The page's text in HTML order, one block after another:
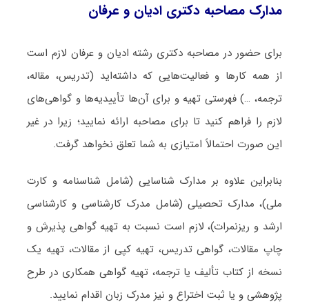
مدارک مصاحبه دکتری ادیان و عرفان
برای حضور در مصاحبه دکتری رشته ادیان و عرفان لازم است
از همه کارها و فعالیت‌هایی که داشته‌اید (تدریس، مقاله،
ترجمه، …) فهرستی تهیه و برای آن‌ها تأییدیه‌ها و گواهی‌های
لازم را فراهم کنید تا برای مصاحبه ارائه نمایید؛ زیرا در غیر
این صورت احتمالاً امتیازی به شما تعلق نخواهد گرفت.
بنابراین علاوه بر مدارک شناسایی (شامل شناسنامه و کارت
ملی)، مدارک تحصیلی (شامل مدرک کارشناسی و کارشناسی
ارشد و ریزنمرات)، لازم است نسبت به تهیه گواهی پذیرش و
چاپ مقالات، گواهی تدریس، تهیه کپی از مقالات، تهیه یک
نسخه از کتاب تألیف یا ترجمه، تهیه گواهی همکاری در طرح
پژوهشی و یا ثبت اختراع و نیز مدرک زبان اقدام نمایید.